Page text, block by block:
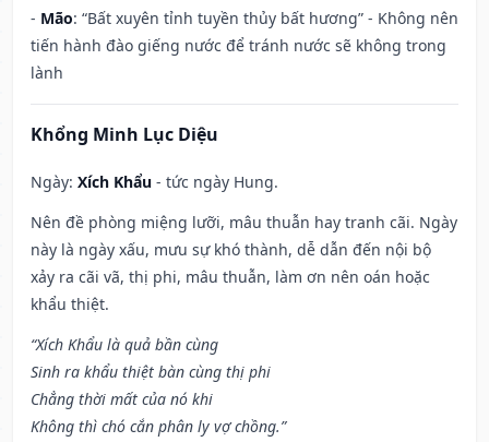
- Mão: “Bất xuyên tỉnh tuyền thủy bất hương” - Không nên
tiến hành đào giếng nước để tránh nước sẽ không trong
lành
Khổng Minh Lục Diệu
Ngày: Xích Khẩu - tức ngày Hung.
Nên đề phòng miệng lưỡi, mâu thuẫn hay tranh cãi. Ngày
này là ngày xấu, mưu sự khó thành, dễ dẫn đến nội bộ
xảy ra cãi vã, thị phi, mâu thuẫn, làm ơn nên oán hoặc
khẩu thiệt.
“Xích Khẩu là quả bần cùng
Sinh ra khẩu thiệt bàn cùng thị phi
Chẳng thời mất của nó khi
Không thì chó cắn phân ly vợ chồng.”